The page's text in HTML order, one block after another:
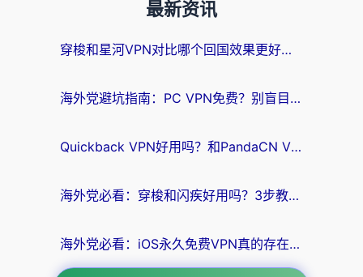
最新资讯
穿梭和星河VPN对比哪个回国效果更好？海外党亲测5款加速器的无缝访问指南
海外党避坑指南：PC VPN免费？别盲目！教你选对回国加速器无缝刷国内资源
Quickback VPN好用吗？和PandaCN VPN对比哪个回国效果更好？海外党必看的真实体验指南
海外党必看：穿梭和闪疾好用吗？3步教你选对回国加速器，无缝刷剧玩Steam
海外党必看：iOS永久免费VPN真的存在吗？教你选对回国加速器无缝刷国内资源